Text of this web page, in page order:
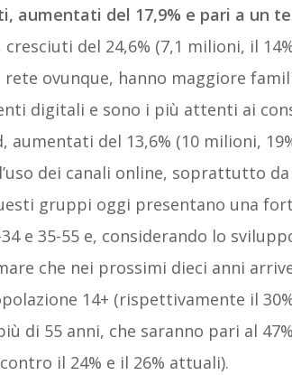
aumentati del 17,9% e pari a un
del 24,6% (7,1 milioni, il
ovunque, hanno maggiore
digitali e sono i più attenti ai
aumentati del 13,6% (10 milioni,
dei canali online, soprattutto
gruppi oggi presentano una
e 35-55 e, considerando lo
che nei prossimi dieci anni
14+ (rispettivamente il
di 55 anni, che saranno pari al
il 24% e il 26% attuali).